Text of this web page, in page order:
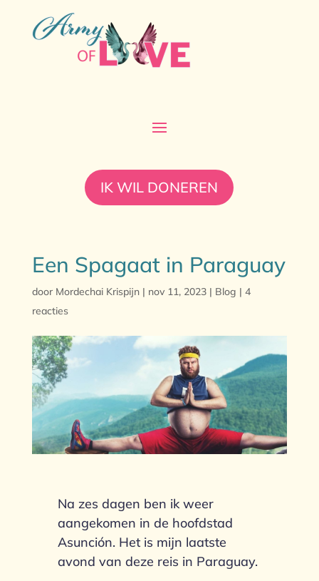
IK WIL DONEREN
Een Spagaat in Paraguay
door Mordechai Krispijn| nov 11, 2023| Blog | 4
reacties
Na zes dagen ben ik weer
aangekomen in de hoofdstad
Asunción. Het is mijn laatste
avond van deze reis in Paraguay.